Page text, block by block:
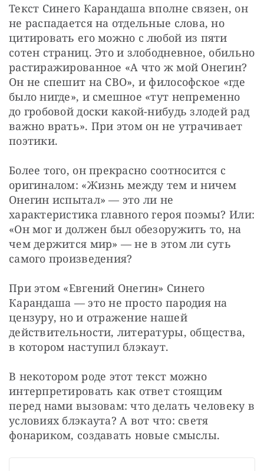
Текст Синего Карандаша вполне связен, он
не распадается на отдельные слова, но
цитировать его можно с любой из пяти
сотен страниц. Это и злободневное, обильно
растиражированное «А что ж мой Онегин?
Он не спешит на СВО», и философское «где
было нигде», и смешное «тут непременно
до гробовой доски какой-нибудь злодей рад
важно врать». При этом он не утрачивает
поэтики.
Более того, он прекрасно соотносится с
оригиналом: «Жизнь между тем и ничем
Онегин испытал» — это ли не
характеристика главного героя поэмы? Или:
«Он мог и должен был обезоружить то, на
чем держится мир» — не в этом ли суть
самого произведения?
При этом «Евгений Онегин» Синего
Карандаша — это не просто пародия на
цензуру, но и отражение нашей
действительности, литературы, общества,
в котором наступил блэкаут.
В некотором роде этот текст можно
интерпретировать как ответ стоящим
перед нами вызовам: что делать человеку в
условиях блэкаута? А вот что: светя
фонариком, создавать новые смыслы.